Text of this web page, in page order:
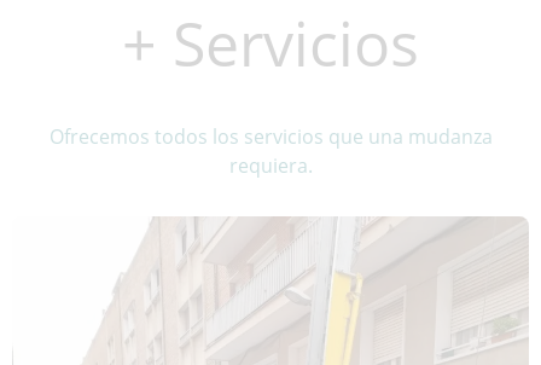
+ Servicios
Ofrecemos todos los servicios que una mudanza
requiera.